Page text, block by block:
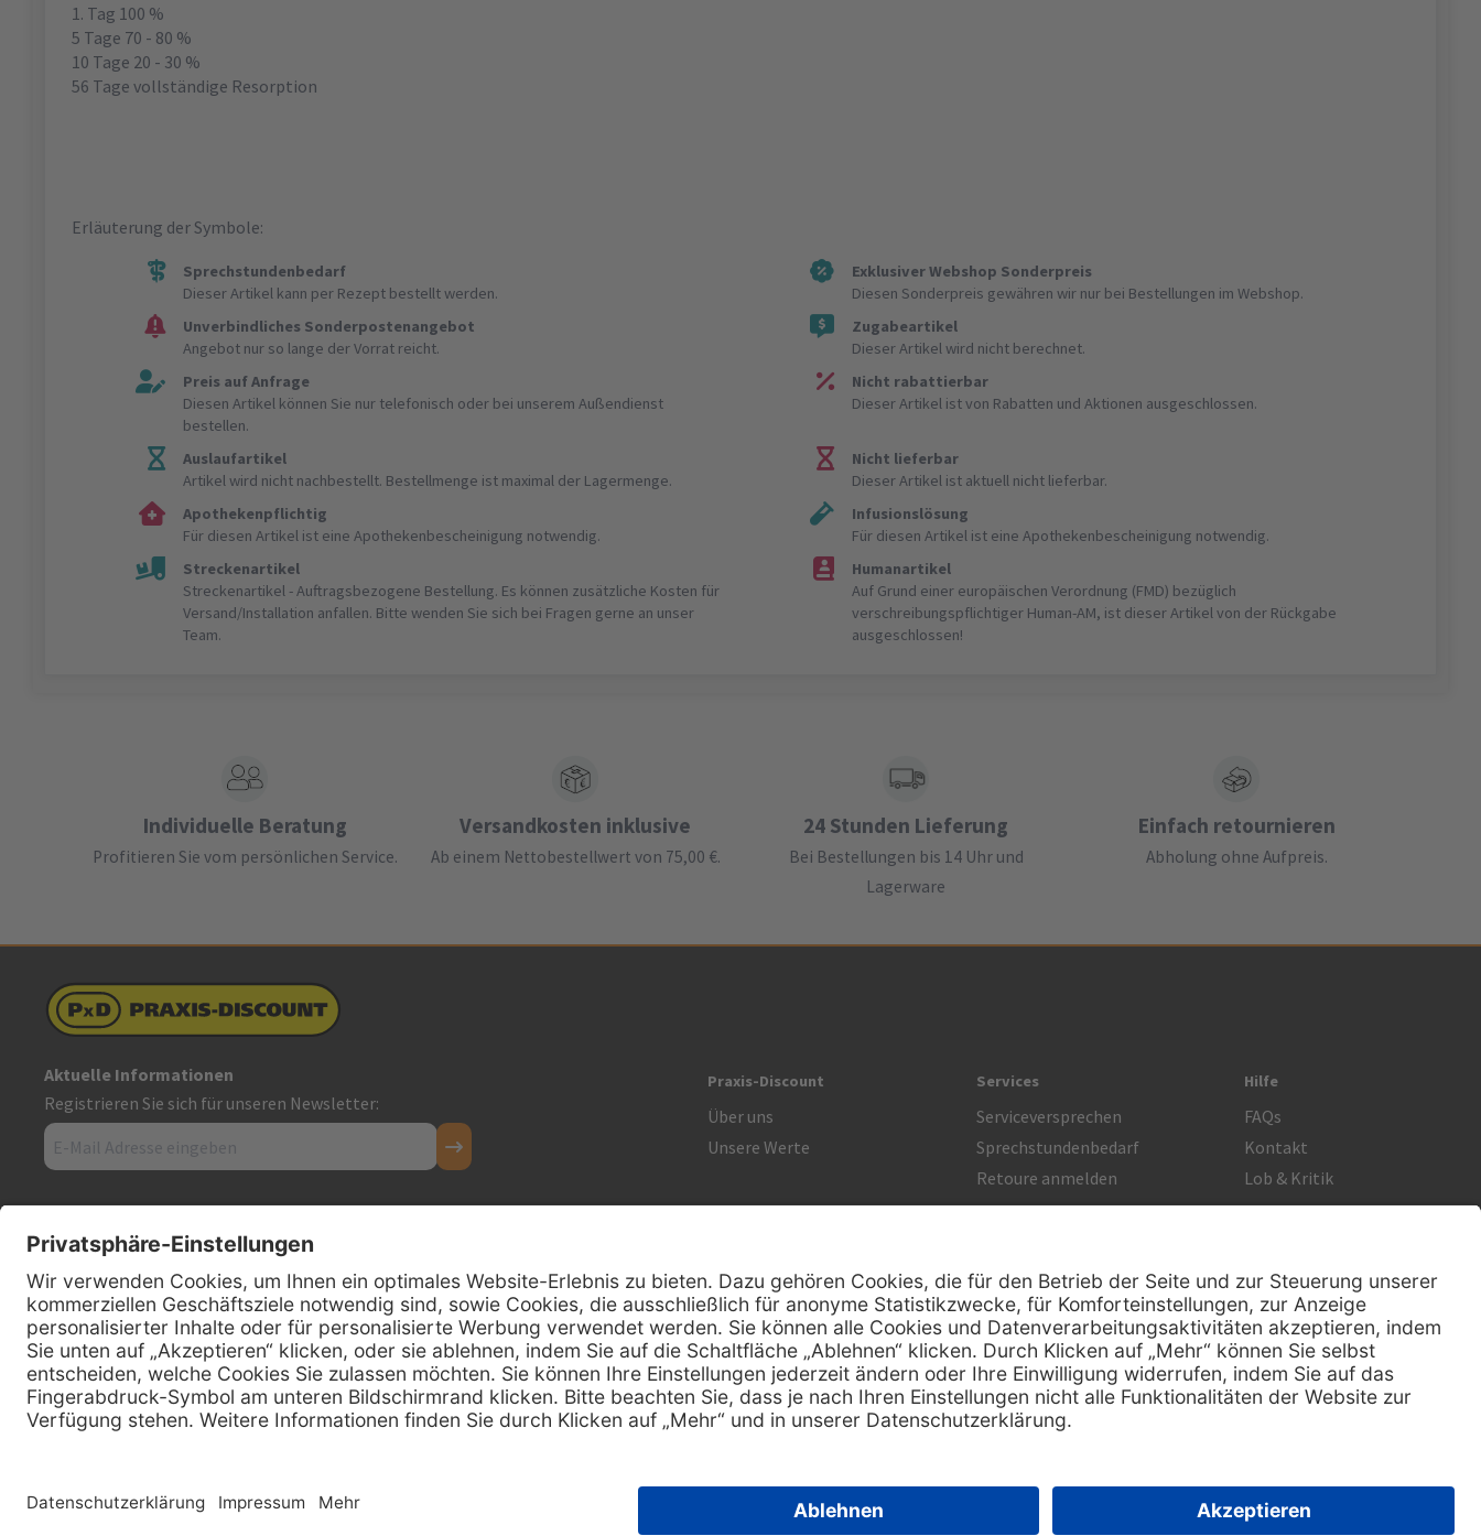
1. Tag 100 %
5 Tage 70 - 80 %
10 Tage 20 - 30 %
56 Tage vollständige Resorption
Erläuterung der Symbole:
Sprechstundenbedarf
Dieser Artikel kann per Rezept bestellt werden.
Exklusiver Webshop Sonderpreis
Diesen Sonderpreis gewähren wir nur bei Bestellungen im Webshop.
Unverbindliches Sonderpostenangebot
Angebot nur so lange der Vorrat reicht.
Zugabeartikel
Dieser Artikel wird nicht berechnet.
Preis auf Anfrage
Diesen Artikel können Sie nur telefonisch oder bei unserem Außendienst
bestellen.
Nicht rabattierbar
Dieser Artikel ist von Rabatten und Aktionen ausgeschlossen.
Auslaufartikel
Artikel wird nicht nachbestellt. Bestellmenge ist maximal der Lagermenge.
Nicht lieferbar
Dieser Artikel ist aktuell nicht lieferbar.
Apothekenpflichtig
Für diesen Artikel ist eine Apothekenbescheinigung notwendig.
Infusionslösung
Für diesen Artikel ist eine Apothekenbescheinigung notwendig.
Streckenartikel
Streckenartikel - Auftragsbezogene Bestellung. Es können zusätzliche Kosten für
Versand/Installation anfallen. Bitte wenden Sie sich bei Fragen gerne an unser
Team.
Humanartikel
Auf Grund einer europäischen Verordnung (FMD) bezüglich
verschreibungspflichtiger Human-AM, ist dieser Artikel von der Rückgabe
ausgeschlossen!
Individuelle Beratung
Profitieren Sie vom persönlichen Service.
Versandkosten inklusive
Ab einem Nettobestellwert von 75,00 €.
24 Stunden Lieferung
Bei Bestellungen bis 14 Uhr und
Lagerware
Einfach retournieren
Abholung ohne Aufpreis.
Aktuelle Informationen
Registrieren Sie sich für unseren Newsletter:
Firmensitz
PxD Praxis-Discount GmbH
Hans-Wunderlich-Straße 7
D-49078 Osnabrück
Telefon:0800 - 600 66 30
Telefon: 0800 - 07 01 96
Praxis-Discount
Über uns
Unsere Werte
Services
Serviceversprechen
Sprechstundenbedarf
Retoure anmelden
Hilfe
FAQs
Kontakt
Lob & Kritik
Datenschutz
AGB
Nachhaltigkeit
E-Rechnung